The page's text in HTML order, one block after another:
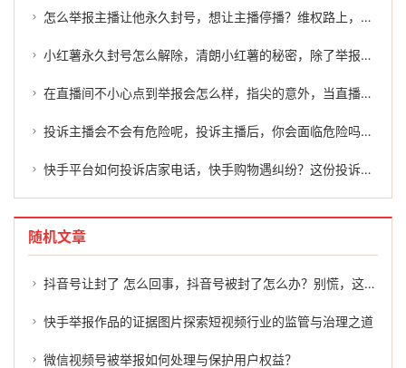
怎么举报主播让他永久封号，想让主播停播？维权路上，或许还有一个更理性的选择
小红薯永久封号怎么解除，清朗小红薯的秘密，除了举报，你还有第三条路
在直播间不小心点到举报会怎么样，指尖的意外，当直播间里的举报轻轻落下
投诉主播会不会有危险呢，投诉主播后，你会面临危险吗？带你拆解背后的风险与应对
快手平台如何投诉店家电话，快手购物遇纠纷？这份投诉维权指南请收好，关键时刻还能找帮手
随机文章
抖音号让封了 怎么回事，抖音号被封了怎么办？别慌，这几招或许能帮到你
快手举报作品的证据图片探索短视频行业的监管与治理之道
微信视频号被举报如何处理与保护用户权益？